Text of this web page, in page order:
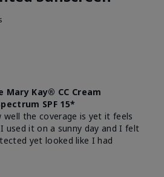
Mary Kay® CC Cream
SPF 15*
well the coverage is yet it feels
used it on a sunny day and I felt
yet looked like I had